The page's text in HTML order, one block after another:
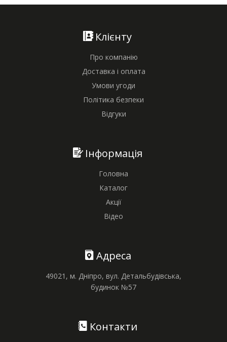
Клієнту
Про компанію
Доставка і оплата
Умови угоди
Політика безпеки
Відгуки
Інформація
Головна
Каталог
Акції
Відео
Адреса
49021, м. Дніпро, вул. Детальбудівська,
будинок №57
Контакти